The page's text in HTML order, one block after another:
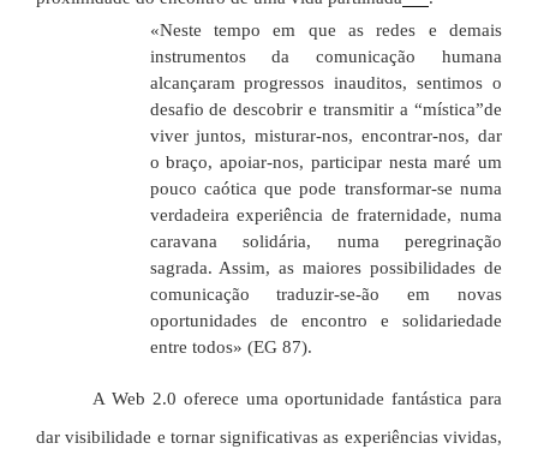
«Neste tempo em que as redes e demais
instrumentos da comunicação humana
alcançaram progressos inauditos, sentimos o
desafio de descobrir e transmitir a “mística”de
viver juntos, misturar-nos, encontrar-nos, dar
o braço, apoiar-nos, participar nesta maré um
pouco caótica que pode transformar-se numa
verdadeira experiência de fraternidade, numa
caravana solidária, numa peregrinação
sagrada. Assim, as maiores possibilidades de
comunicação traduzir-se-ão em novas
oportunidades de encontro e solidariedade
entre todos» (EG 87).
A Web 2.0 oferece uma oportunidade fantástica para
dar visibilidade e tornar significativas as experiências vividas,